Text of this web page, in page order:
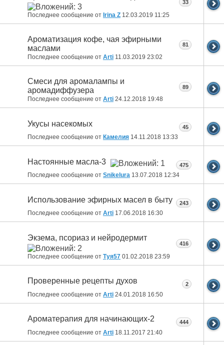
Последнее сообщение от Irina Z 12.03.2019 11:25
33
Ароматизация кофе, чая эфирными
маслами
Последнее сообщение от Arti 11.03.2019 23:02
81
Смеси для аромалампы и
аромадиффузера
Последнее сообщение от Arti 24.12.2018 19:48
89
Укусы насекомых
Последнее сообщение от Камелия 14.11.2018 13:33
45
Настоянные масла-3
Последнее сообщение от Snikelura 13.07.2018 12:34
475
Использование эфирных масел в быту
Последнее сообщение от Arti 17.06.2018 16:30
243
Экзема, псориаз и нейродермит
Последнее сообщение от Туя57 01.02.2018 23:59
416
Проверенные рецепты духов
Последнее сообщение от Arti 24.01.2018 16:50
2
Ароматерапия для начинающих-2
Последнее сообщение от Arti 18.11.2017 21:40
444